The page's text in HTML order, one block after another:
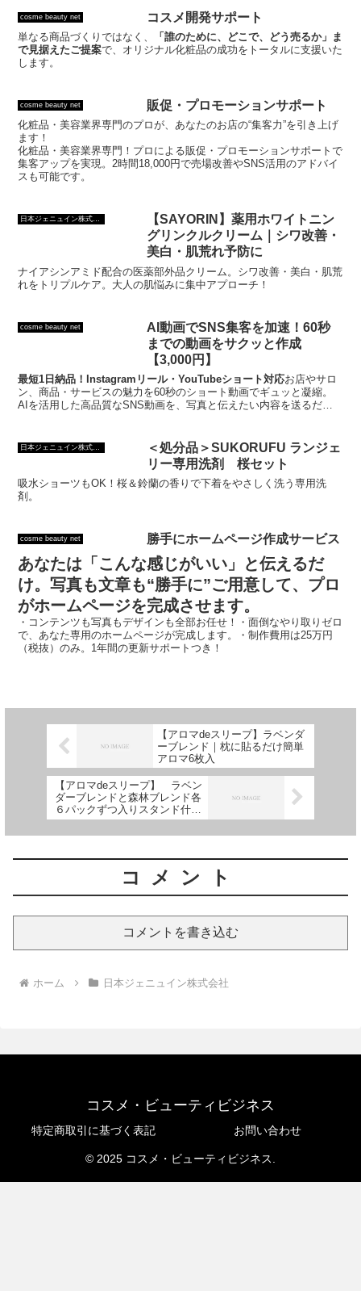
cosme beauty net コスメ開発サポート
単なる商品づくりではなく、
「誰のために、どこで、どう売るか」ま
で見据えたご提案で、オリジナル化粧品の成功をトータルに支援いた
します。
cosme beauty net 販促・プロモーションサポート
化粧品・美容業界専門のプロが、あなたのお店の“集客力”を引き上げ
ます！
化粧品・美容業界専門！プロによる販促・プロモーションサポートで
集客アップを実現。2時間18,000円で売場改善やSNS活用のアドバイ
スも可能です。
日本ジェニュイン株式会社
【SAYORIN】薬用ホワイトニン
グリンクルクリーム｜シワ改善・
美白・肌荒れ予防に
ナイアシンアミド配合の医薬部外品クリーム。シワ改善・美白・肌荒
れをトリプルケア。大人の肌悩みに集中アプローチ！
cosme beauty net
AI動画でSNS集客を加速！60秒
までの動画をサクッと作成
【3,000円】
最短1日納品！Instagramリール・YouTubeショート対応お店やサロ
ン、商品・サービスの魅力を60秒のショート動画でギュッと凝縮。
AIを活用した高品質なSNS動画を、写真と伝えたい内容を送るだけ
＜処分品＞SUKORUFU ランジェ
リー専用洗剤 桜セット
吸水ショーツもOK！桜＆鈴蘭の香りで下着をやさしく洗う専用洗
剤。
cosme beauty net 勝手にホームページ作成サービス
あなたは「こんな感じがいい」と伝えるだ
け。写真も文章も“勝手に”ご用意して、プロ
がホームページを完成させます。
・コンテンツも写真もデザインも全部お任せ！・面倒なやり取りゼロ
で、あなた専用のホームページが完成します。・制作費用は25万円
（税抜）のみ。1年間の更新サポートつき！
【アロマdeスリープ】ラベンダ
ーブレンド｜枕に貼るだけ簡単
アロマ6枚入
【アロマdeスリープ】 ラベン
ダーブレンドと森林ブレンド各
６パックずつ入りスタンド什器
セット
コメント
コメントを書き込む
ホーム 日本ジェニュイン株式会社
コスメ・ビューティビジネス
特定商取引に基づく表記 お問い合わせ
© 2025 コスメ・ビューティビジネス.